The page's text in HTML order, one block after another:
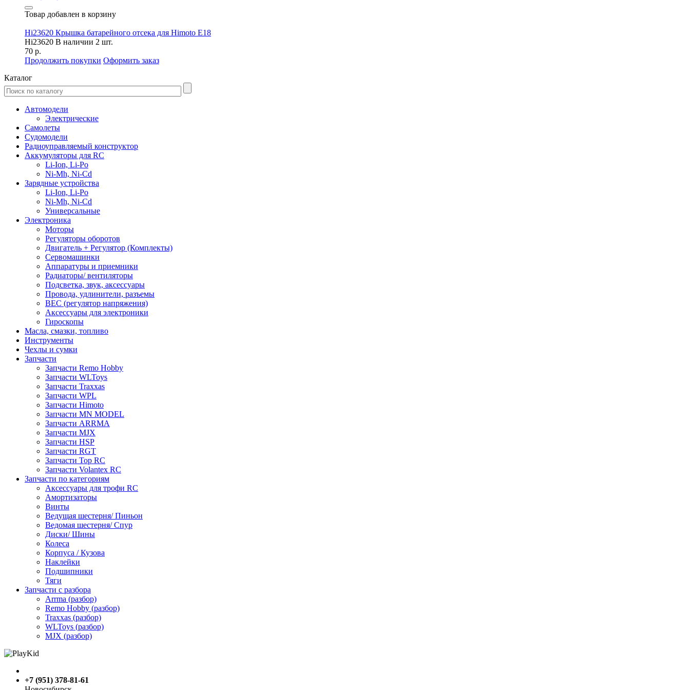
Товар добавлен в корзину
Hi23620 Крышка батарейного отсека для Himoto E18
Hi23620 В наличии 2 шт.
70 р.
Продолжить покупки Оформить заказ
Каталог
Автомодели
Электрические
Самолеты
Судомодели
Радиоуправляемый конструктор
Аккумуляторы для RC
Li-Ion, Li-Po
Ni-Mh, Ni-Cd
Зарядные устройства
Li-Ion, Li-Po
Ni-Mh, Ni-Cd
Универсальные
Электроника
Моторы
Регуляторы оборотов
Двигатель + Регулятор (Комплекты)
Сервомашинки
Аппаратуры и приемники
Радиаторы/ вентиляторы
Подсветка, звук, аксессуары
Провода, удлинители, разъемы
BEC (регулятор напряжения)
Аксессуары для электроники
Гироскопы
Масла, смазки, топливо
Инструменты
Чехлы и сумки
Запчасти
Запчасти Remo Hobby
Запчасти WLToys
Запчасти Traxxas
Запчасти WPL
Запчасти Himoto
Запчасти MN MODEL
Запчасти ARRMA
Запчасти MJX
Запчасти HSP
Запчасти RGT
Запчасти Top RC
Запчасти Volantex RC
Запчасти по категориям
Аксессуары для трофи RC
Амортизаторы
Винты
Ведущая шестерня/ Пиньон
Ведомая шестерня/ Спур
Диски/ Шины
Колеса
Корпуса / Кузова
Наклейки
Подшипники
Тяги
Запчасти с разбора
Arrma (разбор)
Remo Hobby (разбор)
Traxxas (разбор)
WLToys (разбор)
MJX (разбор)
+7 (951) 378-81-61